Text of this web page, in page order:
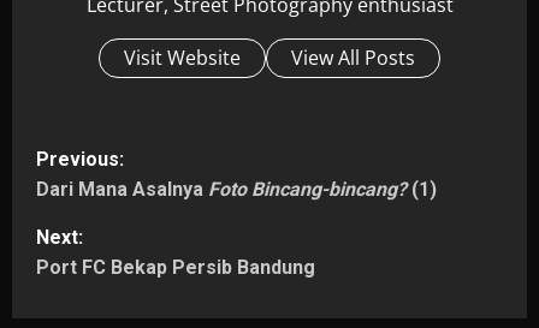
Visit Website
View All Posts
P
o
s
Previous:
Dari Mana Asalnya Foto Bincang-bincang?(1)
Next:
Port FC Bekap Persib Bandung